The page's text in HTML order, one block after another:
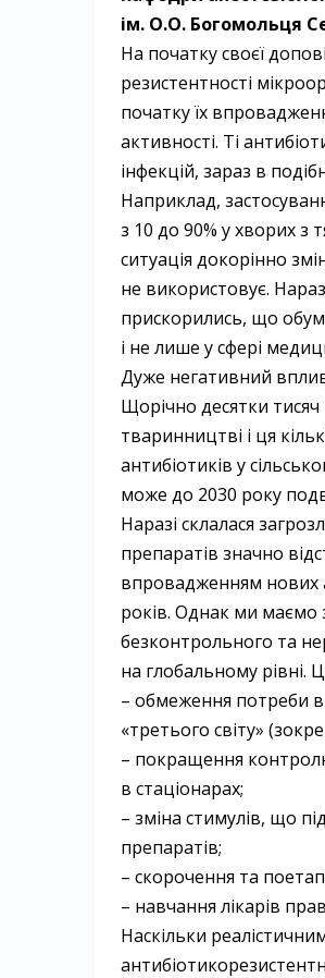
ім. О.О. Богомольця
На початку своєї
резистентності
початку їх
активності. Ті
інфекцій, зараз в
Наприклад,
з 10 до 90% у хворих
ситуація докорінно
не використовує.
прискорились, що
і не лише у сфері
Дуже негативний вплив
Щорічно десятки
тваринництві і ця
антибіотиків у
може до 2030 року
Наразі склалася
препаратів значно
впровадженням нових
років. Однак ми
безконтрольного та
на глобальному рівні.
– обмеження потреби в
«третього світу»
– покращення
в стаціонарах;
– зміна стимулів, що
препаратів;
– скорочення та
– навчання лікарів
Наскільки